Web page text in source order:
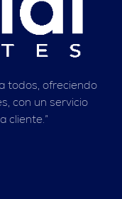
todos, ofreciendo
con un servicio
cliente.”